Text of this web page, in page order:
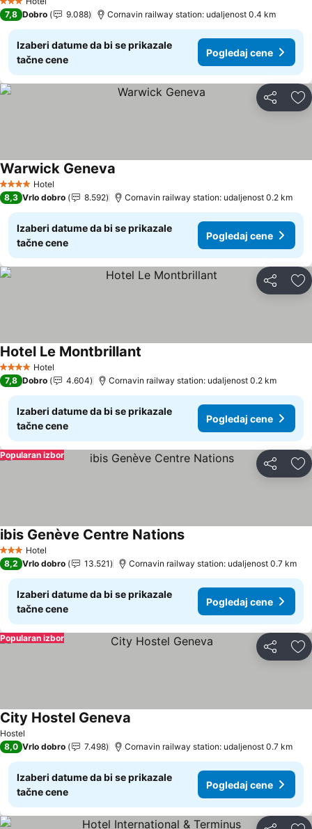
3 Zvezdice
7,8 Dobro 9.088 Cornavin railway station: udaljenost 0.4 km
Izaberi datume da bi se prikazale
tačne cene
Pogledaj cene
Deli
4 ZvezdiceHotel
Warwick Geneva
8,3 Vrlo dobro 8.592 Cornavin railway station: udaljenost 0.2 km
Izaberi datume da bi se prikazale
tačne cene
Pogledaj cene
Deli
4 ZvezdiceHotel
Hotel Le Montbrillant
7,8 Dobro 4.604 Cornavin railway station: udaljenost 0.2 km
Izaberi datume da bi se prikazale
tačne cene
Pogledaj cene
Deli
Popularan izbor
3 Zvezdice
Hotel
ibis Genève Centre Nations
8,2 Vrlo dobro 13.521 Cornavin railway station: udaljenost 0.7 km
Izaberi datume da bi se prikazale
tačne cene
Pogledaj cene
Deli
Popularan izbor
Hostel
City Hostel Geneva
8,0 Vrlo dobro 7.498 Cornavin railway station: udaljenost 0.7 km
Izaberi datume da bi se prikazale
tačne cene
Pogledaj cene